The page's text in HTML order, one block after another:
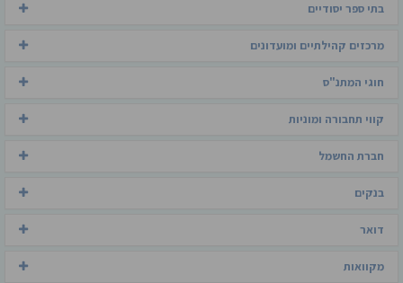
בתי ספר יסודיים
מרכזים קהילתיים ומועדונים
חוגי המתנ"ס
קווי תחבורה ומוניות
חברת החשמל
בנקים
דואר
מקוואות